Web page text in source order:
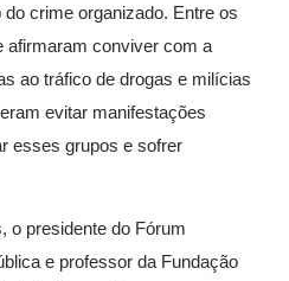
crime organizado. Entre os
afirmaram conviver com a
ao tráfico de drogas e milícias
evitar manifestações
esses grupos e sofrer
o presidente do Fórum
e professor da Fundação